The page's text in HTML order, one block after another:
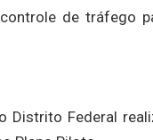
de tráfego
Distrito Federal